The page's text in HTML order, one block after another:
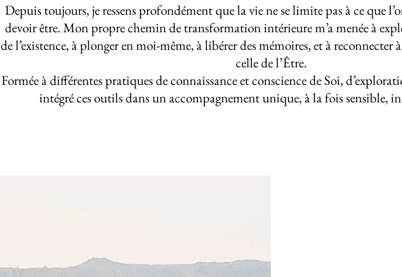
Depuis toujours, je ressens profondément que la vie ne se limite pas à ce que
devoir être. Mon propre chemin de transformation intérieure m’a menée à
de l’existence, à plonger en moi-même, à libérer des mémoires, et à reconnecter
celle de l’Être.
Formée à différentes pratiques de connaissance et conscience de Soi,
intégré ces outils dans un accompagnement unique, à la fois sensible,